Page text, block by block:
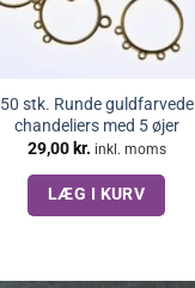
50 stk. Runde guldfarvede
chandeliers med 5 øjer
29,00 kr. inkl. moms
LÆG I KURV